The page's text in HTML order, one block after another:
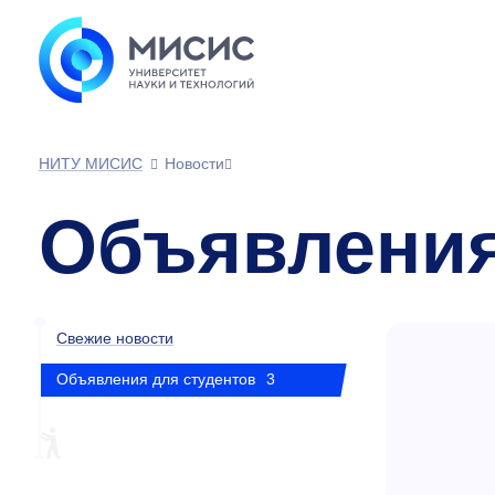
НИТУ МИСИС Новости
Свежие новости
Объявления для студентов 3